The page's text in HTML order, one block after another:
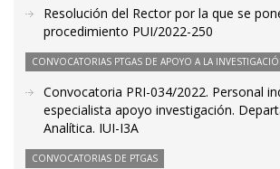
Resolución del Rector por la que se
procedimiento PUI/2022-250
CONVOCATORIAS PTGAS DE APOYO A LA
Convocatoria PRI-034/2022. Personal
especialista apoyo investigación.
Analítica. IUI-I3A
CONVOCATORIAS DE PTGAS